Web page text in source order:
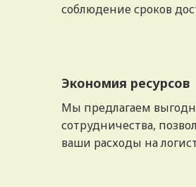
соблюдение сроков
Экономия ресурсов
Мы предлагаем
сотрудничества,
ваши расходы на